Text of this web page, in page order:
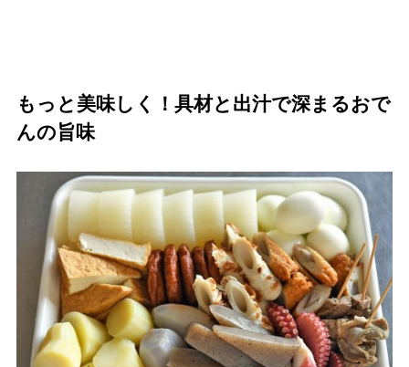
もっと美味しく！具材と出汁で深まるおで
んの旨味